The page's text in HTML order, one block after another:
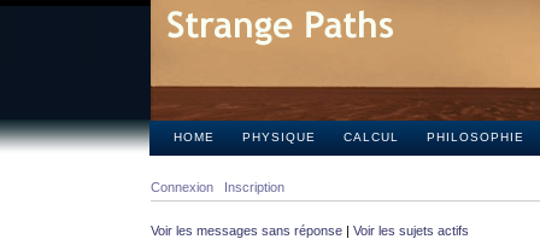
HOME PHYSIQUE CALCUL PHILOSOPHIE
Connexion Inscription
Voir les messages sans réponse | Voir les sujets actifs